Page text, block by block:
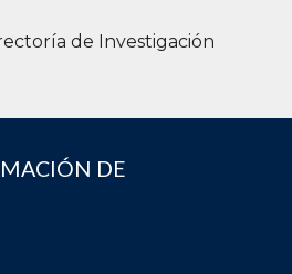
de Investigación
DE